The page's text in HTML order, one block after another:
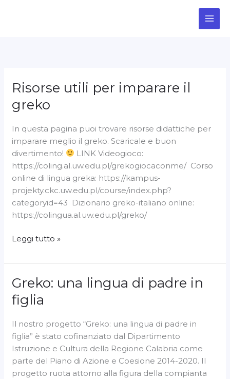
Risorse utili per imparare il
greko
In questa pagina puoi trovare risorse didattiche per
imparare meglio il greko. Scaricale e buon
divertimento!
LINK Videogioco:
https://coling.al.uw.edu.pl/grekogiocaconme/ Corso
online di lingua greka: https://kampus-
projekty.ckc.uw.edu.pl/course/index.php?
categoryid=43 Dizionario greko-italiano online:
https://colingua.al.uw.edu.pl/greko/
Risorse
per
il
greko
Leggi tutto »
Greko: una lingua di padre in
figlia
Il nostro progetto “Greko: una lingua di padre in
figlia” è stato cofinanziato dal Dipartimento
Istruzione e Cultura della Regione Calabria come
parte del Piano di Azione e Coesione 2014-2020. Il
progetto ruota attorno alla figura della compianta
Greko:
una
lingua
padre
in
figlia